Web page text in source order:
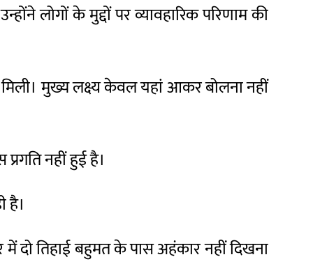
लोगों के मुद्दों पर व्यावहारिक परिणाम की
मुख्य लक्ष्य केवल यहां आकर बोलना नहीं
नहीं हुई है।
है।
दो तिहाई बहुमत के पास अहंकार नहीं दिखना